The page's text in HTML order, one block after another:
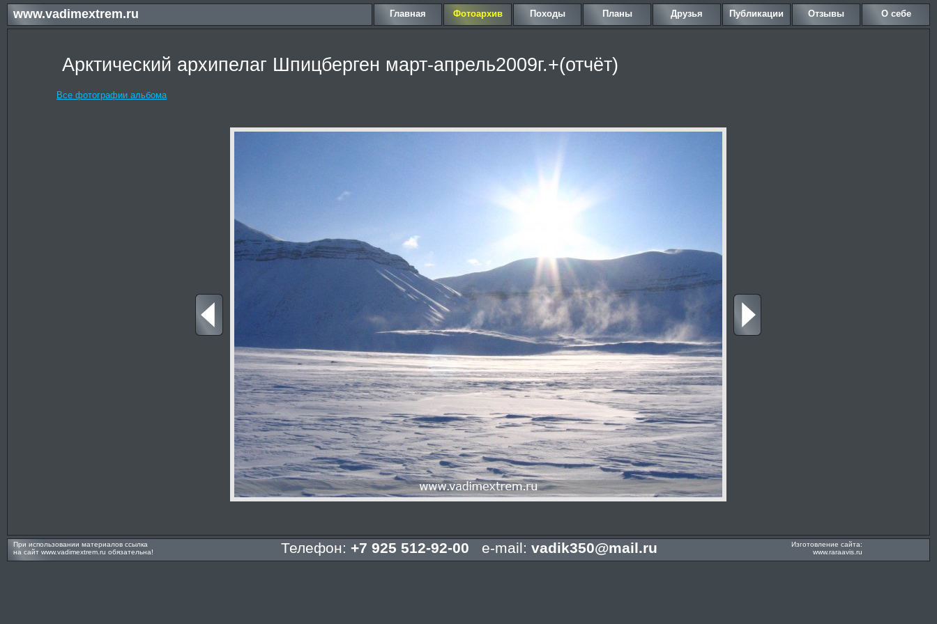
www.vadimextrem.ru Главная Фотоархив Походы Планы Друзья Публикации Отзывы О себе
Арктический архипелаг Шпицберген март-апрель2009г.+(отчёт)
Все фотографии альбома
При использовании материалов ссылка
на сайт www.vadimextrem.ru обязательна! Телефон: +7 925 512-92-00 e-mail: vadik350@mail.ru
Изготовление сайта:
www.raraavis.ru